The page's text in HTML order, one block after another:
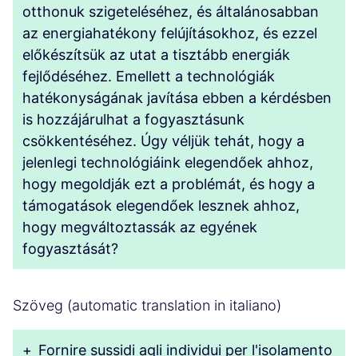
otthonuk szigeteléséhez, és általánosabban
az energiahatékony felújításokhoz, és ezzel
előkészítsük az utat a tisztább energiák
fejlődéséhez. Emellett a technológiák
hatékonyságának javítása ebben a kérdésben
is hozzájárulhat a fogyasztásunk
csökkentéséhez. Úgy véljük tehát, hogy a
jelenlegi technológiáink elegendőek ahhoz,
hogy megoldják ezt a problémát, és hogy a
támogatások elegendőek lesznek ahhoz,
hogy megváltoztassák az egyének
fogyasztását?
Szöveg (automatic translation in italiano)
+ Fornire sussidi agli individui per l'isolamento